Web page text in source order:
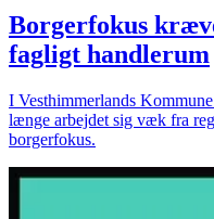
Borgerfokus
fagligt handlerum
I Vesthimmerlands
længe arbejdet sig væk fra
borgerfokus.